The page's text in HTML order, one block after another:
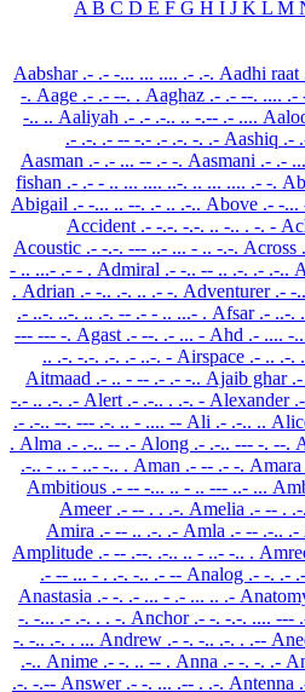
A B C D E F G H I J K L M
Aabshar .- .- -... ... .... .- .-. Aadhi raat
-. Aage .- .- --. . Aaghaz .- .- --. .... .-
-.. .. Aaliyah .- .- .-.. .. -.-- .- ....
.- .-. .- -- -.- .- .-. -. .- Aashiq .-
Aasman .- .- ... -- .- -. Aasmani .- .-
fishan .- .- - .. ... .... ..-. .. ... .... .- -.
Abigail .- -... .. --. .- .. .-.. Above .- -...
Accident .- -.-. -.-. .. -.. . -. -
Acoustic .- -.-. --- ..- ... - .. -.-. Across
- .. ...- .- - . Admiral .- -.. -- .. .-. .- .-..
. Adrian .- -.. .-. .. .- -. Adventurer .- -
.- ..-. ..-. .. .-. -- .- - .. ...- . Afsar .- ..-.
--- --- -. Agast .- --. .- ... - Ahd .- .... -..
.. .-. -.-. .-. .- ..-. - Airspace .- .. .-.
Aitmaad .- .. - -- .- .- -.. Ajaib ghar
-.- .. .-. .- Alert .- .-.. . .-. - Alexander
.- .-.. --. --- .-. .. - .... -- Ali .- .-.. ..
. Alma .- .-.. -- .- Along .- .-.. --- -. --.
.-.. - .. - ..- -.. . Aman .- -- .- -. Amara
Ambitious .- -- -... .. - .. --- ..- ...
Ameer .- -- . . .-. Amelia .- -- .
Amira .- -- .. .-. .- Amla .- -- .-.. .-
Amplitude .- -- .--. .-.. .. - ..- -.. .
.- -- ... - . .-. -.. .- -- Analog .- -. .-
Anastasia .- -. .- ... - .- ... .. .-
-. -... .- .-. . . -. Anchor .- -. -.-. .... ---
-. -.. .-. . ... Andrew .- -. -.. .-. . .--
.-.. Anime .- -. .. -- . Anna .- -. -. .-
.-. -.-- Answer .- -. ... .-- . .-. Antenna